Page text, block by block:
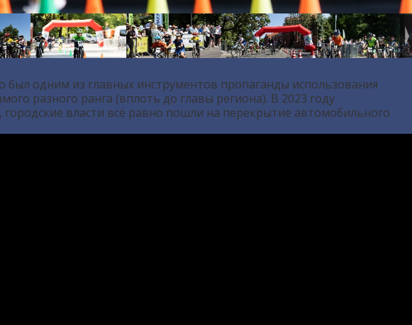
был одним из главных инструментов пропаганды использования
разного ранга (вплоть до главы региона). В 2023 году
власти всё равно пошли на перекрытие автомобильного